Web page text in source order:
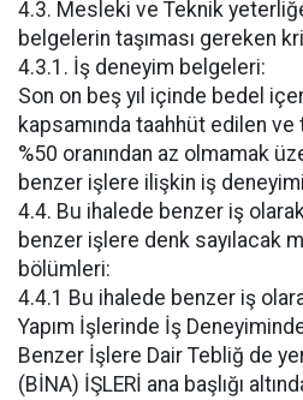
4.3. Mesleki ve Teknik
belgelerin taşıması gereken
4.3.1. İş deneyim belgeleri:
Son on beş yıl içinde bedel
kapsamında taahhüt edilen
%50 oranından az olmamak
benzer işlere ilişkin iş
4.4. Bu ihalede benzer iş
benzer işlere denk sayılacak
bölümleri:
4.4.1 Bu ihalede benzer iş
Yapım İşlerinde İş
Benzer İşlere Dair Tebliğ de
(BİNA) İŞLERİ ana başlığı